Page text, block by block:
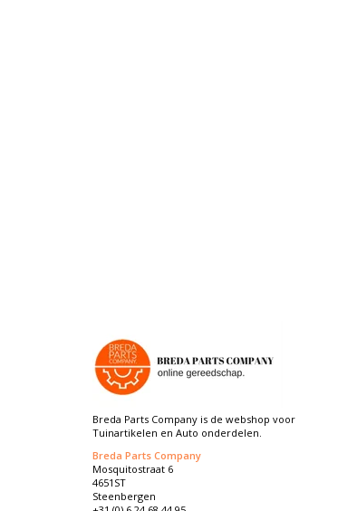
Breda Parts Company is de webshop voor
Tuinartikelen en Auto onderdelen.
Breda Parts Company
Mosquitostraat 6
4651ST
Steenbergen